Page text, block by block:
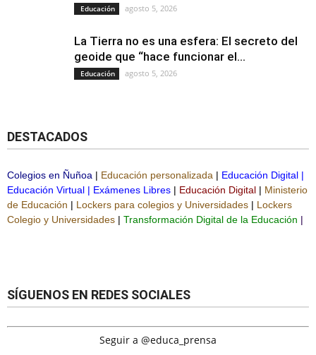
Educación agosto 5, 2026
La Tierra no es una esfera: El secreto del
geoide que “hace funcionar el...
Educación agosto 5, 2026
DESTACADOS
Colegios en Ñuñoa | Educación personalizada | Educación Digital |
Educación Virtual | Exámenes Libres | Educación Digital | Ministerio
de Educación | Lockers para colegios y Universidades | Lockers
Colegio y Universidades | Transformación Digital de la Educación |
SÍGUENOS EN REDES SOCIALES
Seguir a @educa_prensa